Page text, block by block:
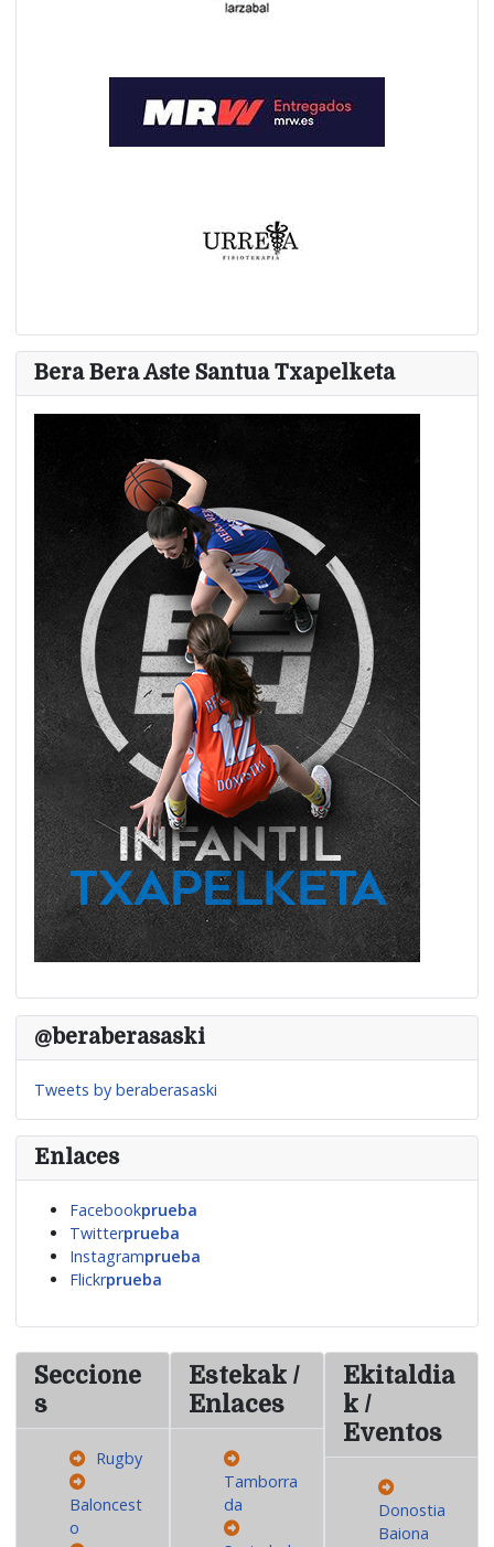
Bera Bera Aste Santua Txapelketa
@beraberasaski
Tweets by beraberasaski
Enlaces
Facebookprueba
Twitterprueba
Instagramprueba
Flickrprueba
Seccione
s
Rugby
Baloncest
o
Estekak /
Enlaces
Tamborra
da
Ekitaldia
k /
Eventos
Donostia
Baiona